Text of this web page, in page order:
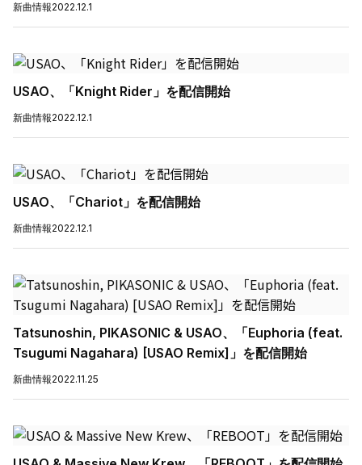
新曲情報2022.12.1
USAO、「Knight Rider」を配信開始
新曲情報2022.12.1
USAO、「Chariot」を配信開始
新曲情報2022.12.1
Tatsunoshin, PIKASONIC & USAO、「Euphoria (feat.
Tsugumi Nagahara) [USAO Remix]」を配信開始
新曲情報2022.11.25